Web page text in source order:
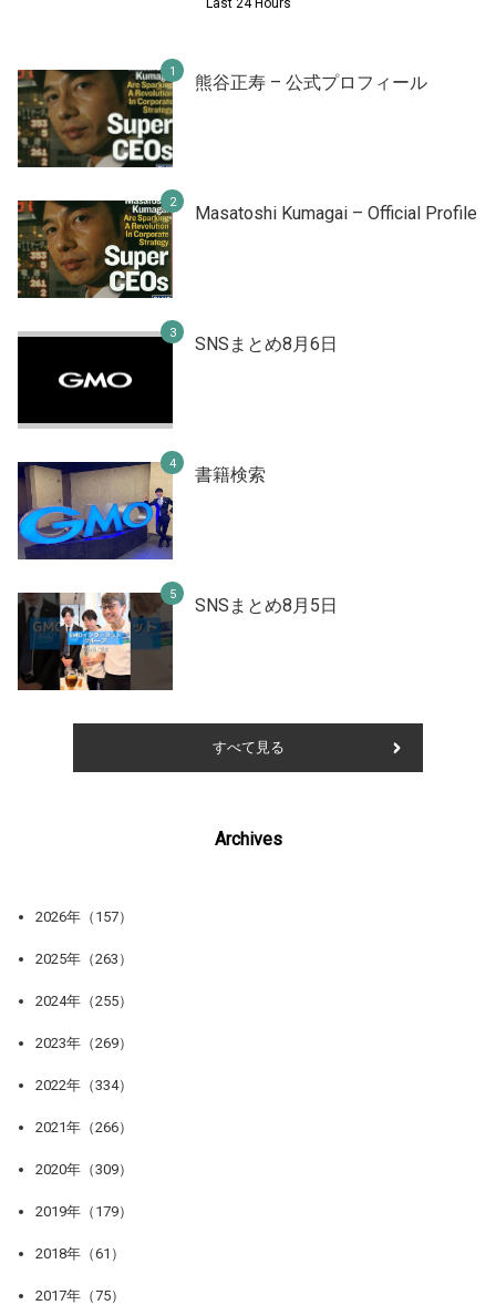
熊谷正寿 – 公式プロフィール
Masatoshi Kumagai – Official Profile
SNSまとめ8月6日
書籍検索
SNSまとめ8月5日
すべて見る
Archives
2026年（157）
2025年（263）
2024年（255）
2023年（269）
2022年（334）
2021年（266）
2020年（309）
2019年（179）
2018年（61）
2017年（75）